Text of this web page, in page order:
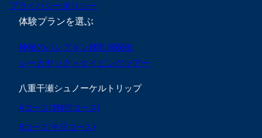
プライバシーポリシー
体験プランを選ぶ
神秘のパンプキン鍾乳洞探検
シーカヤック＋ケイビングツアー
八重干瀬シュノーケルトリップ
Aコース(3時間コース)
Bコース(半日コース)